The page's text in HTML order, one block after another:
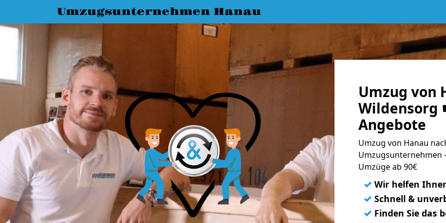
Umzugsunternehmen Hanau
Umzug von
Wildensorg
Angebote
Umzug von Hanau
Umzugsunternehmen
Umzüge ab 90€
✓ Wir helfen
✓ Schnell &
✓ Finden Sie das